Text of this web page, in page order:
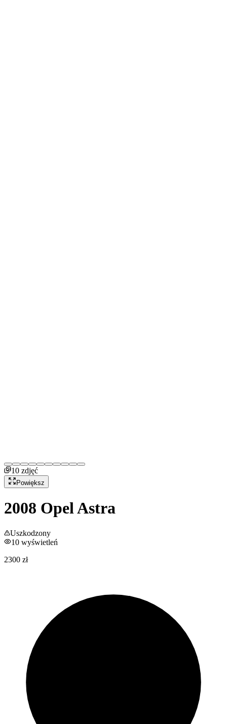
10 zdjęć
Powiększ
2008 OpelAstra
Uszkodzony
10 wyświetleń
2300 zł